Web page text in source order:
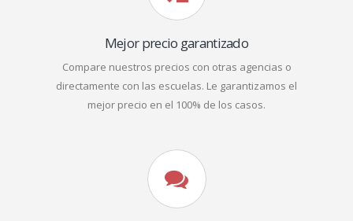
Mejor precio garantizado
Compare nuestros precios con otras agencias o
directamente con las escuelas. Le garantizamos el
mejor precio en el 100% de los casos.